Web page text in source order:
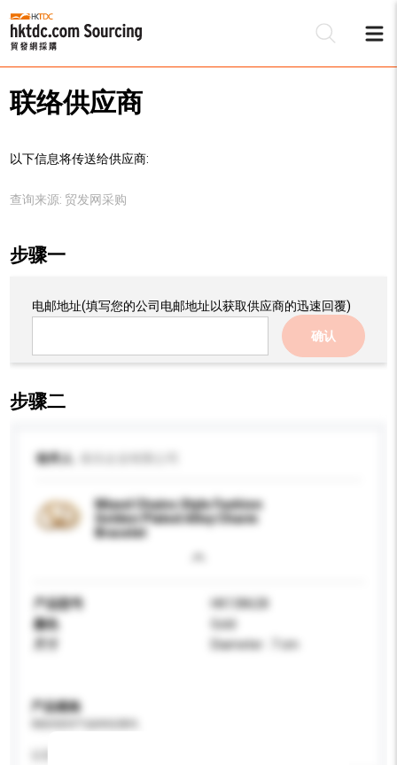
联络供应商
以下信息将传送给供应商:
查询来源: 贸发网采购
步骤一
电邮地址(填写您的公司电邮地址以获取供应商的迅速回覆)
确认
步骤二
收件人
Mixed Chains Style Fashion
Golden Plated Alloy Charm
Bracelet
产品型号
HK138628
颜色
Gold
Diameter : 7 cm
产品规格